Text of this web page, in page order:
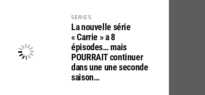
SERIES
La nouvelle série
« Carrie » a 8
épisodes… mais
POURRAIT continuer
dans une une seconde
saison…